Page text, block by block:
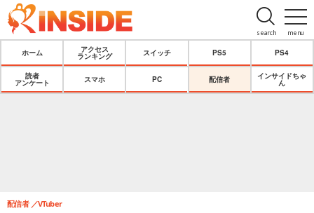
menu
search
ホーム
アクセス
ランキング
スイッチ PS5 PS4
読者
アンケート
スマホ PC 配信者
インサイドちゃ
ん
配信者 VTuber